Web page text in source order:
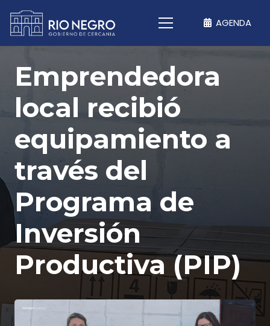
AGENDA
Emprendedora
local recibió
equipamiento a
través del
Programa de
Inversión
Productiva (PIP)